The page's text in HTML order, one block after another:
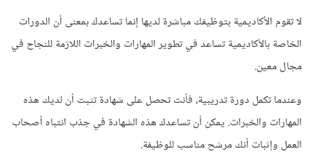
لا تقوم الأكاديمية بتوظيفك مباشرة لديها إنما تساعدك بمعنى أن الدورات
الخاصة بالأكاديمية تساعد في تطوير المهارات والخبرات اللازمة للنجاح في
مجال معين.
وعندما تكمل دورة تدريبية، فأنت تحصل على شهادة تثبت أن لديك هذه
المهارات والخبرات. يمكن أن تساعدك هذه الشهادة في جذب انتباه أصحاب
العمل وإثبات أنك مرشح مناسب للوظيفة.